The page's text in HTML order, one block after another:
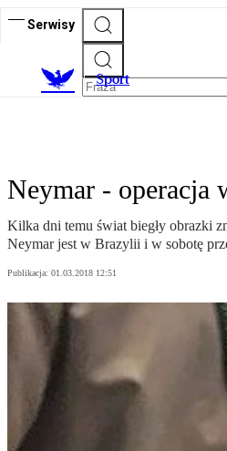
Serwisy
Sport
Neymar - operacja
Kilka dni temu świat biegły obrazki
Neymar jest w Brazylii i w sobotę
Publikacja: 01.03.2018 12:51